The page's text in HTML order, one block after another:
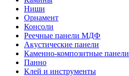
Ниши
Орнамент
Консоли
Реечные панели МДФ
Акустические панели
Каменно-композитные панели
Панно
Клей и инструменты